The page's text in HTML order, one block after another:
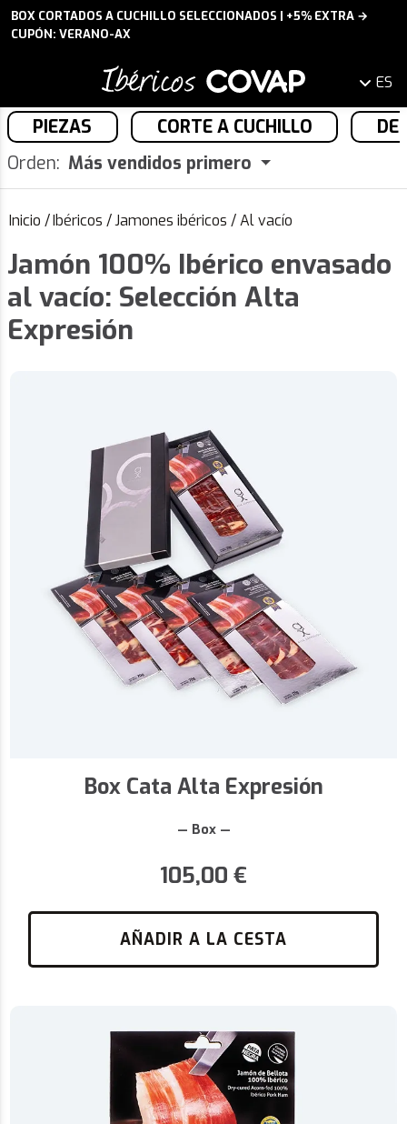
BOX CORTADOS A CUCHILLO SELECCIONADOS | +5% EXTRA →
CUPÓN: VERANO-AX
ES
PIEZAS CORTE A CUCHILLO
Orden: Más vendidos primero
Inicio /Ibéricos /Jamones ibéricos /Al vacío
Jamón 100% Ibérico envasado
al vacío: Selección Alta
Expresión
Box Cata Alta Expresión
— Box —
105,00 €
AÑADIR A LA CESTA